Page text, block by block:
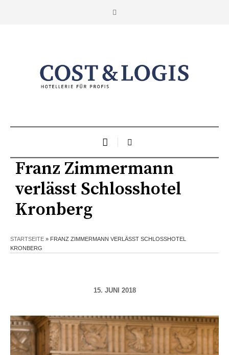
Franz Zimmermann
verlässt Schlosshotel
Kronberg
STARTSEITE » FRANZ ZIMMERMANN VERLÄSST SCHLOSSHOTEL
KRONBERG
15. JUNI 2018